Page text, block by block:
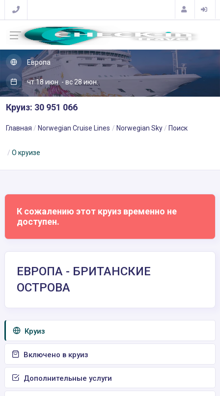
Европа
чт 18 июн. - вс 28 июн.
Круиз: 30 951 066
Главная Norwegian Cruise Lines Norwegian Sky Поиск
О круизе
К сожалению этот круиз временно не
доступен.
ЕВРОПА - БРИТАНСКИЕ
ОСТРОВА
Круиз
Включено в круиз
Дополнительные услуги